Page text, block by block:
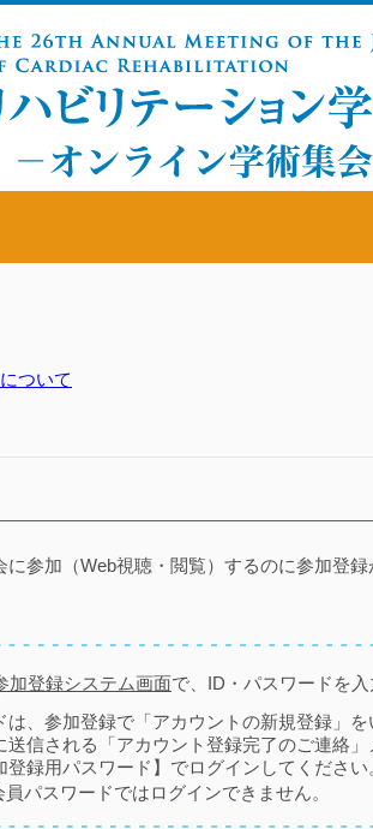
ついて
に参加（Web視聴・閲覧）するのに参加登録
加登録システム画面で、 ID ・パスワードを
は、参加登録で「アカウントの新規登録」
送信される「アカウント登録完了のご連絡
録用パスワード】でログインしてください
パスワードではログインできません。